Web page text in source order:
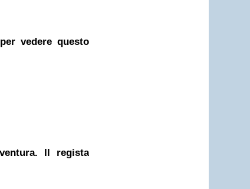
per vedere questo
Il regista